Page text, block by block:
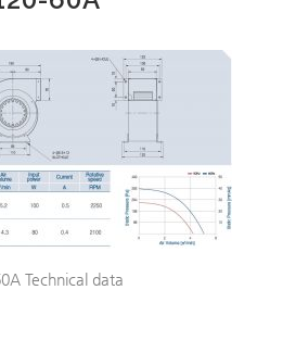
Technical data